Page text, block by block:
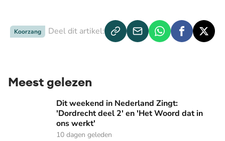
Koorzang Deel dit artikel:
Meest gelezen
Dit weekend in Nederland Zingt: 'Dordrecht deel 2' en
Dit weekend in Nederland Zingt:
'Dordrecht deel 2' en 'Het Woord dat in
ons werkt'
10 dagen geleden